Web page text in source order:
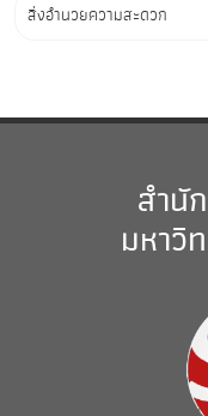
สิ่งอำนวยความสะดวก
สำนั
มหาวิ